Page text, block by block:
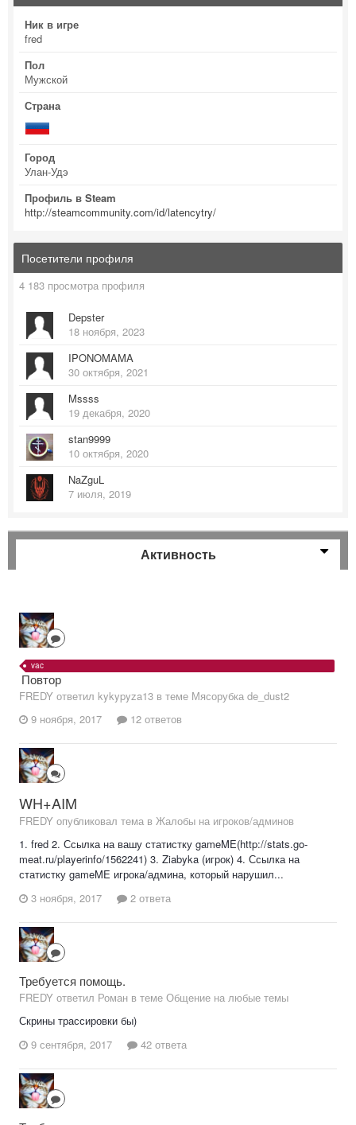
Ник в игре
fred
Пол
Мужской
Страна
Город
Улан-Удэ
Профиль в Steam
http://steamcommunity.com/id/latencytry/
Посетители профиля
4 183 просмотра профиля
Depster
18 ноября, 2023
IPONOMAMA
30 октября, 2021
Mssss
19 декабря, 2020
stan9999
10 октября, 2020
NaZguL
7 июля, 2019
Активность
vac
Повтор
FREDY ответил kykypyza13 в теме Мясорубка de_dust2
9 ноября, 2017
12 ответов
WH+AIM
FREDY опубликовал тема в Жалобы на игроков/админов
1. fred 2. Ссылка на вашу статистку gameME(http://stats.go-
meat.ru/playerinfo/1562241) 3. Ziabyka (игрок) 4. Ссылка на
статистку gameME игрока/админа, который нарушил...
3 ноября, 2017
2 ответа
Требуется помощь.
FREDY ответил Роман в теме Общение на любые темы
Скрины трассировки бы)
9 сентября, 2017
42 ответа